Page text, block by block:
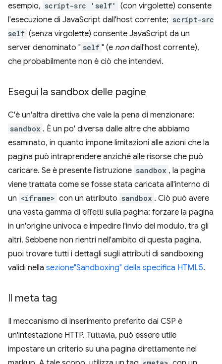
esempio, script-src 'self'
(con virgolette) consente
l'esecuzione di JavaScript dall'host corrente; script-src
self (senza virgolette) consente JavaScript da un
server denominato " self " (e nondall'host corrente),
che probabilmente non è ciò che intendevi.
Esegui la sandbox delle pagine
C'è un'altra direttiva che vale la pena di menzionare:
sandbox . È un po' diversa dalle altre che abbiamo
esaminato, in quanto impone limitazioni alle azioni che la
pagina può intraprendere anziché alle risorse che può
caricare. Se è presente l'istruzione sandbox , la pagina
viene trattata come se fosse stata caricata all'interno di
un <iframe> con un attributo sandbox . Ciò può avere
una vasta gamma di effetti sulla pagina: forzare la pagina
in un'origine univoca e impedire l'invio del modulo, tra gli
altri. Sebbene non rientri nell'ambito di questa pagina,
puoi trovare tutti i dettagli sugli attributi di sandboxing
validi nella sezione"Sandboxing" della specifica HTML5.
Il meta tag
Il meccanismo di inserimento preferito dai CSP è
un'intestazione HTTP. Tuttavia, può essere utile
impostare un criterio su una pagina direttamente nel